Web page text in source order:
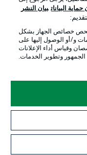
حماية البيانات بيان النشر
فحص خصائص الجهاز بشكل
و/أو الوصول إليها على
وقياس أداء الإعلانات
وتطوير الخدمات.